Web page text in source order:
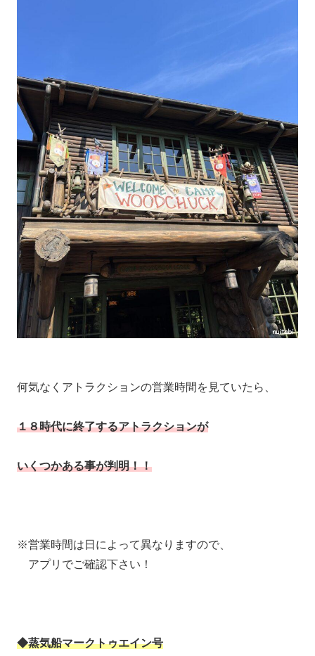
何気なくアトラクションの営業時間を見ていたら、
１８時代に終了するアトラクションが
いくつかある事が判明！！
※営業時間は日によって異なりますので、
アプリでご確認下さい！
◆蒸気船マークトゥエイン号